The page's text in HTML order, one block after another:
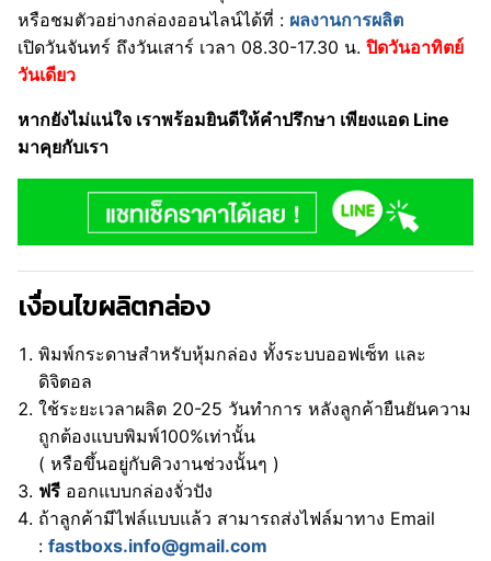
หรือชมตัวอย่างกล่องออนไลน์ได้ที่ : ผลงานการผลิต
เปิดวันจันทร์ ถึงวันเสาร์ เวลา 08.30-17.30 น. ปิดวันอาทิตย์
วันเดียว
หากยังไม่แน่ใจ เราพร้อมยินดีให้คำปรึกษา เพียงแอด Line
มาคุยกับเรา
เงื่อนไขผลิตกล่อง
พิมพ์กระดาษสำหรับหุ้มกล่อง ทั้งระบบออฟเซ็ท และ
ดิจิตอล
ใช้ระยะเวลาผลิต 20-25 วันทำการ หลังลูกค้ายืนยันความ
ถูกต้องแบบพิมพ์100%เท่านั้น
( หรือขึ้นอยู่กับคิวงานช่วงนั้นๆ )
ฟรี ออกแบบกล่องจั่วปัง
ถ้าลูกค้ามีไฟล์แบบแล้ว สามารถส่งไฟล์มาทาง Email
:fastboxs.info@gmail.com